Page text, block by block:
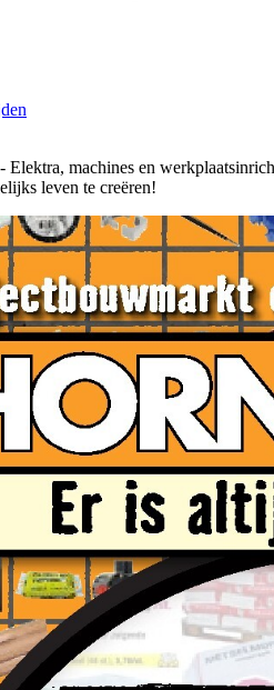
machines en
leven te creëren!